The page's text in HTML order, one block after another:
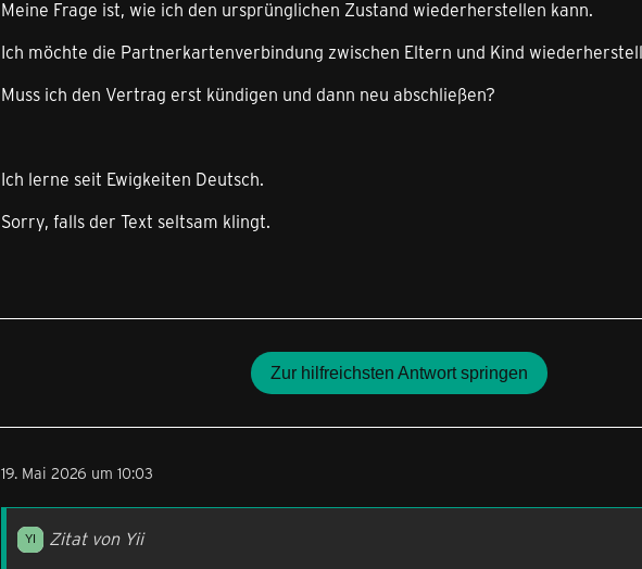
Meine Frage ist, wie ich den ursprünglichen Zustand wiederherstellen kann.
Ich möchte die Partnerkartenverbindung zwischen Eltern und Kind
Muss ich den Vertrag erst kündigen und dann neu abschließen?
Ich lerne seit Ewigkeiten Deutsch.
Sorry, falls der Text seltsam klingt.
Zur hilfreichsten Antwort springen
19. Mai 2026 um 10:03
Zitat von Yii